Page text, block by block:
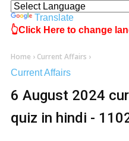
Translate
👆Click Here to change
Home › Current Affairs ›
Current Affairs
6 August 2024
quiz in hindi -